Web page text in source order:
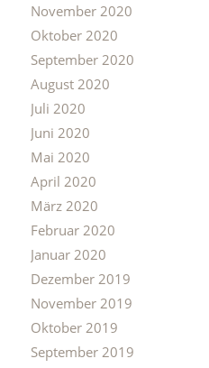
November 2020
Oktober 2020
September 2020
August 2020
Juli 2020
Juni 2020
Mai 2020
April 2020
März 2020
Februar 2020
Januar 2020
Dezember 2019
November 2019
Oktober 2019
September 2019